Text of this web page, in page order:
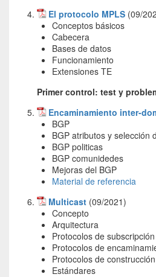
El protocolo MPLS (09/
Conceptos básicos
Cabecera
Bases de datos
Funcionamiento
Extensiones TE
Primer control: test y
Encaminamiento inter-
BGP
BGP atributos y selección
BGP politicas
BGP comunidedes
Mejoras del BGP
Material de referencia
Multicast (09/2021)
Concepto
Arquitectura
Protocolos de subscripción
Protocolos de
Protocolos de
Estándares